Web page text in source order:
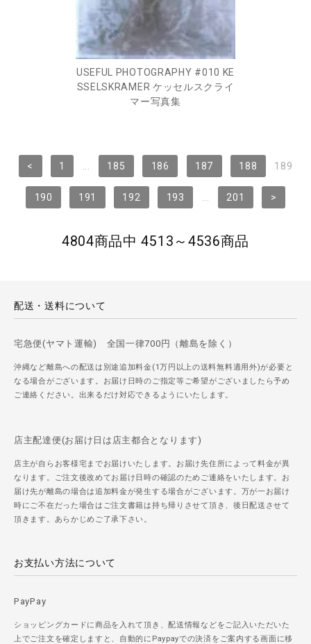
USEFUL PHOTOGRAPHY #010 KE
SSELSKRAMER ケッセルスクライ
マー写真集
< 1 185 186 187 188 189
190 191 192 193 201 >
4804商品中 4513～4536商品
配送・送料について
宅急便(ヤマト運輸) 全国一律700円（離島を除く）
沖縄など離島への配送は別途追加料金(1万円以上の送料無料適用外)が必要と
なる場合がございます。お届け日時のご指定等ご希望がございましたら予め
ご連絡ください。出来るだけ対応できるようにいたします。
店主配達便(お届け日は店主都合となります)
店主が自らお客様宅までお届けいたします。お届け先住所によって料金が異
なります。ご注文後改めてお届け日時の確認のためご連絡をいたします。お
届け先が離島の場合は追加料金が発生する場合がございます。万が一お届け
時にご不在だった場合はご注文書籍は持ち帰りさせて頂き、後日配送させて
頂きます。あらかじめご了承下さい。
お支払い方法について
PayPay
ショッピングカードに商品を入れて頂き、配送情報などをご記入いただいた
上でご注文を確定しますと、自動的にPaypayでの決済をご案内する画面に移